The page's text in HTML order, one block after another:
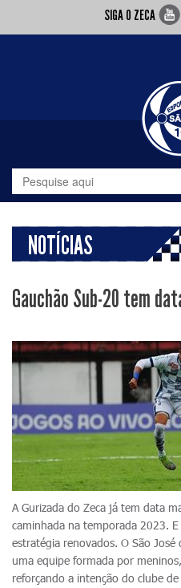
SIGA O ZECA
NOTÍCIAS
Gauchão Sub-20 tem
A Gurizada do Zeca já tem data
caminhada na temporada 2023.
estratégia renovados. O São
uma equipe formada por
reforçando a intenção do clube